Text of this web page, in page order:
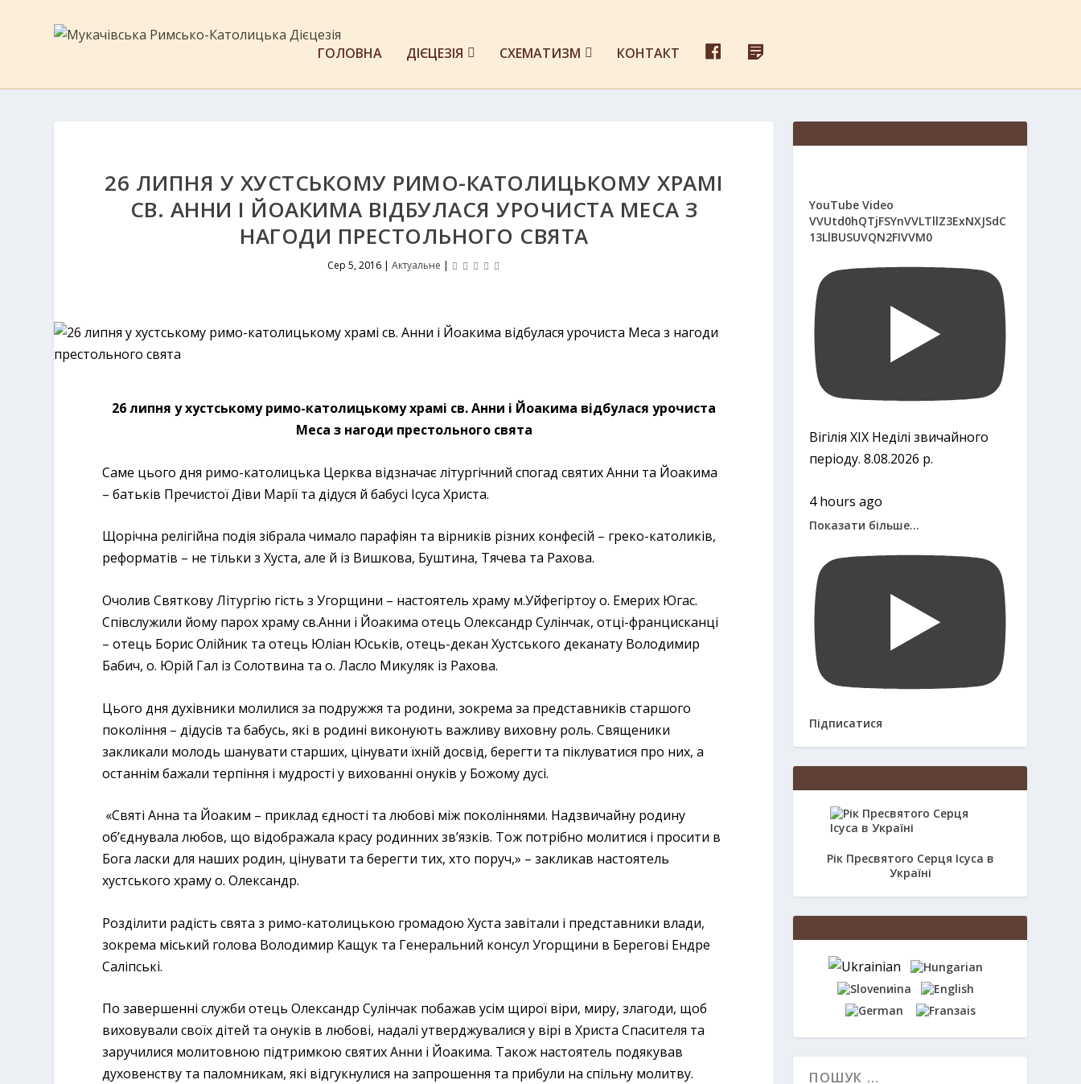
ГОЛОВНА ДІЄЦЕЗІЯ СХЕМАТИЗМ КОНТАКТ
E
Д
С
26 ЛИПНЯ У ХУСТСЬКОМУ РИМО-КАТОЛИЦЬКОМУ ХРАМІ
СВ. АННИ І ЙОАКИМА ВІДБУЛАСЯ УРОЧИСТА МЕСА З
НАГОДИ ПРЕСТОЛЬНОГО СВЯТА
Сер 5, 2016| Актуальне |
26 липня у хустському римо-католицькому храмі св. Анни і Йоакима відбулася урочиста
Меса з нагоди престольного свята
Саме цього дня римо-католицька Церква відзначає літургічний спогад святих Анни та Йоакима
– батьків Пречистої Діви Марії та дідуся й бабусі Ісуса Христа.
Щорічна релігійна подія зібрала чимало парафіян та вірників різних конфесій – греко-католиків,
реформатів – не тільки з Хуста, але й із Вишкова, Буштина, Тячева та Рахова.
Очолив Святкову Літургію гість з Угорщини – настоятель храму м.Уйфегіртоу о. Емерих Югас.
Співслужили йому парох храму св.Анни і Йоакима отець Олександр Сулінчак, отці-францисканці
– отець Борис Олійник та отець Юліан Юськів, отець-декан Хустського деканату Володимир
Бабич, о. Юрій Гал із Солотвина та о. Ласло Микуляк із Рахова.
Цього дня духівники молилися за подружжя та родини, зокрема за представників старшого
покоління – дідусів та бабусь, які в родині виконують важливу виховну роль. Священики
закликали молодь шанувати старших, цінувати їхній досвід, берегти та піклуватися про них, а
останнім бажали терпіння і мудрості у вихованні онуків у Божому дусі.
«Святі Анна та Йоаким – приклад єдності та любові між поколіннями. Надзвичайну родину
об’єднувала любов, що відображала красу родинних зв’язків. Тож потрібно молитися і просити в
Бога ласки для наших родин, цінувати та берегти тих, хто поруч,» – закликав настоятель
хустського храму о. Олександр.
Розділити радість свята з римо-католицькою громадою Хуста завітали і представники влади,
зокрема міський голова Володимир Кащук та Генеральний консул Угорщини в Берегові Ендре
Саліпські.
По завершенні служби отець Олександр Сулінчак побажав усім щирої віри, миру, злагоди, щоб
виховували своїх дітей та онуків в любові, надалі утверджувалися у вірі в Христа Спасителя та
заручилися молитовною підтримкою святих Анни і Йоакима. Також настоятель подякував
духовенству та паломникам, які відгукнулися на запрошення та прибули на спільну молитву.
YouTube Video
VVUtd0hQTjFSYnVVLTllZ3ExNXJSdC
13LlBUSUVQN2FIVVM0
Вігілія ХІХ Неділі звичайного
періоду. 8.08.2026 р.
4 hours ago
Показати більше...
Підписатися
Рік Пресвятого Серця Ісуса в
Україні